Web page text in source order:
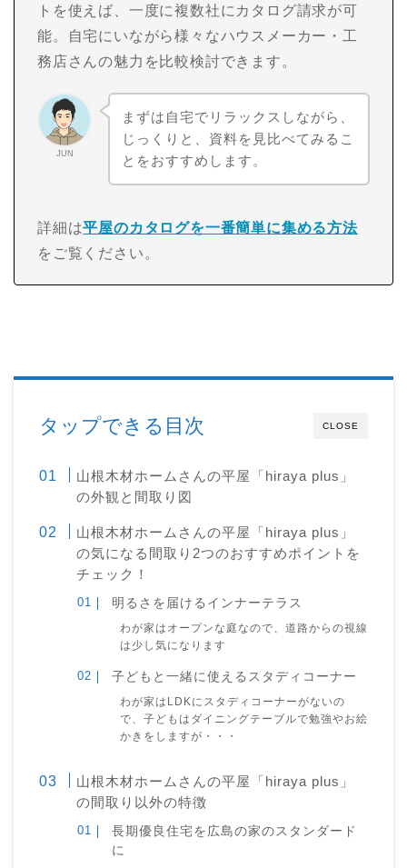
トを使えば、一度に複数社にカタログ請求が可
能。自宅にいながら様々なハウスメーカー・工
務店さんの魅力を比較検討できます。
JUN
まずは自宅でリラックスしながら、
じっくりと、資料を見比べてみるこ
とをおすすめします。
詳細は平屋のカタログを一番簡単に集める方法
をご覧ください。
CLOSE
タップできる目次
山根木材ホームさんの平屋「hiraya plus」
の外観と間取り図
山根木材ホームさんの平屋「hiraya plus」
の気になる間取り2つのおすすめポイントを
チェック！
明るさを届けるインナーテラス
わが家はオープンな庭なので、道路からの視線
は少し気になります
子どもと一緒に使えるスタディコーナー
わが家はLDKにスタディコーナーがないの
で、子どもはダイニングテーブルで勉強やお絵
かきをしますが・・・
山根木材ホームさんの平屋「hiraya plus」
の間取り以外の特徴
長期優良住宅を広島の家のスタンダード
に